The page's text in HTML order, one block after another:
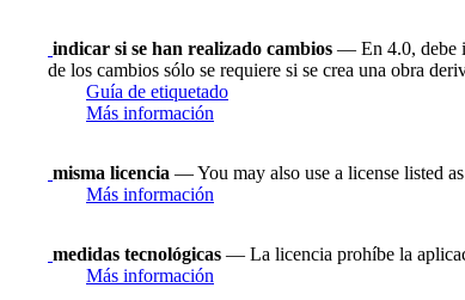
indicar si se han realizado cambios — En 4.0, debe
de los cambios sólo se requiere si se crea una obra
Guía de etiquetado
Más información
misma licencia — You may also use a license listed
Más información
medidas tecnológicas — La licencia prohíbe la
Más información